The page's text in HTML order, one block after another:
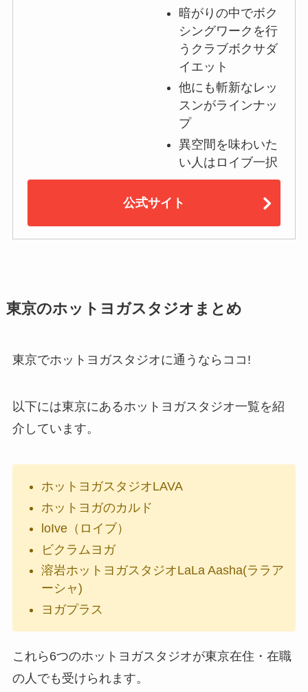
暗がりの中でボク
シングワークを行
うクラブボクサダ
イエット
他にも斬新なレッ
スンがラインナッ
プ
異空間を味わいた
い人はロイブ一択
公式サイト
東京のホットヨガスタジオまとめ
東京でホットヨガスタジオに通うならココ!
以下には東京にあるホットヨガスタジオ一覧を紹
介しています。
ホットヨガスタジオLAVA
ホットヨガのカルド
loIve（ロイブ）
ビクラムヨガ
溶岩ホットヨガスタジオLaLa Aasha(ララア
ーシャ)
ヨガプラス
これら6つのホットヨガスタジオが東京在住・在職
の人でも受けられます。